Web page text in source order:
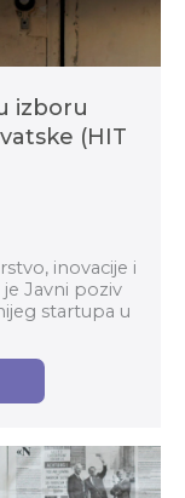
izboru
(HIT
inovacije i
Javni poziv
startupa u